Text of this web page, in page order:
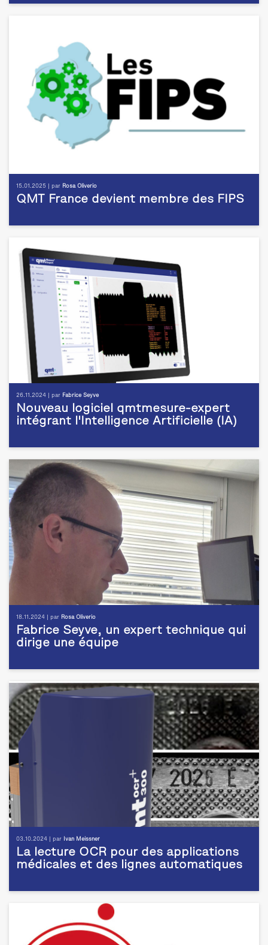
15.01.2025 | par Rosa Oliverio
QMT France devient membre des FIPS
26.11.2024 | par Fabrice Seyve
Nouveau logiciel qmtmesure-expert
intégrant l'Intelligence Artificielle (IA)
18.11.2024 | par Rosa Oliverio
Fabrice Seyve, un expert technique qui
dirige une équipe
03.10.2024 | par Ivan Meissner
La lecture OCR pour des applications
médicales et des lignes automatiques